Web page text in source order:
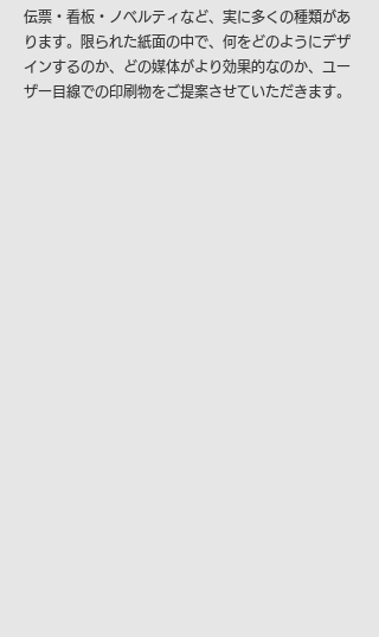
伝票・看板・ノベルティなど、実に多くの種類があ
ります。限られた紙面の中で、何をどのようにデザ
インするのか、どの媒体がより効果的なのか、ユー
ザー目線での印刷物をご提案させていただきます。